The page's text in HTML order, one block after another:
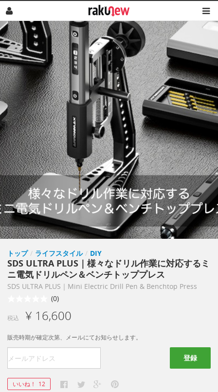
トップ / ライフスタイル / DIY
SDS ULTRA PLUS｜様々なドリル作業に対応するミ
ニ電気ドリルペン＆ベンチトッププレス
SDS ULTRA PLUS｜Mini Electric Drill Pen & Benchtop Press
(0)
税込 ¥ 16,600
販売時期が確定次第、メールにてお知らせします。
登録
いいね！ 12